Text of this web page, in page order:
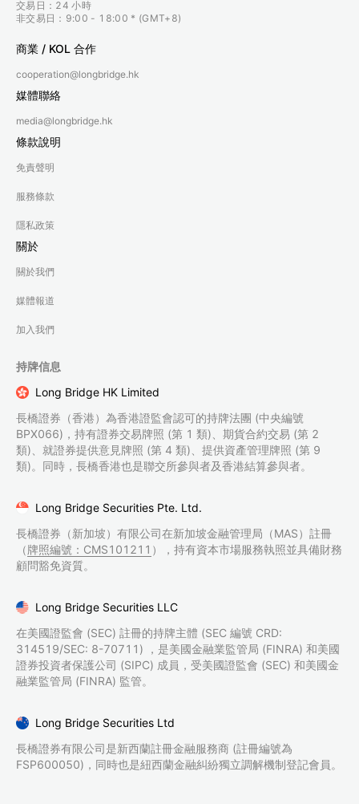
交易日：24 小時
非交易日：9:00 - 18:00 * (GMT+8)
商業 / KOL 合作
cooperation@longbridge.hk
媒體聯絡
media@longbridge.hk
條款說明
免責聲明
服務條款
隱私政策
關於
關於我們
媒體報道
加入我們
持牌信息
Long Bridge HK Limited
長橋證券（香港）為香港證監會認可的持牌法團 (中央編號
BPX066)，持有證券交易牌照 (第 1 類)、期貨合約交易 (第 2
類)、就證券提供意見牌照 (第 4 類)、提供資產管理牌照 (第 9
類)。同時，長橋香港也是聯交所參與者及香港結算參與者。
Long Bridge Securities Pte. Ltd.
長橋證券（新加坡）有限公司在新加坡金融管理局（MAS）註冊
（牌照編號：CMS101211 ），持有資本市場服務執照並具備財務
顧問豁免資質。
Long Bridge Securities LLC
在美國證監會 (SEC) 註冊的持牌主體 (SEC 編號 CRD:
314519/SEC: 8-70711) ，是美國金融業監管局 (FINRA) 和美國
證券投資者保護公司 (SIPC) 成員，受美國證監會 (SEC) 和美國金
融業監管局 (FINRA) 監管。
Long Bridge Securities Ltd
長橋證券有限公司是新西蘭註冊金融服務商 (註冊編號為
FSP600050)，同時也是紐西蘭金融糾紛獨立調解機制登記會員。